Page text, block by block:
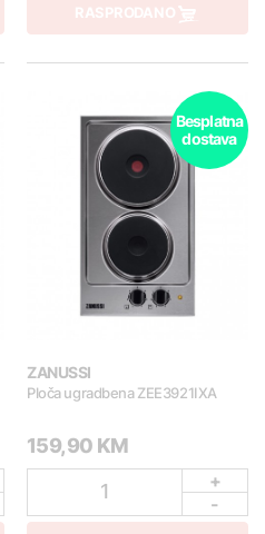
RASPRODANO
Besplatna
dostava
ZANUSSI
Ploča ugradbena ZEE3921IXA
159,90 KM
1
+
-